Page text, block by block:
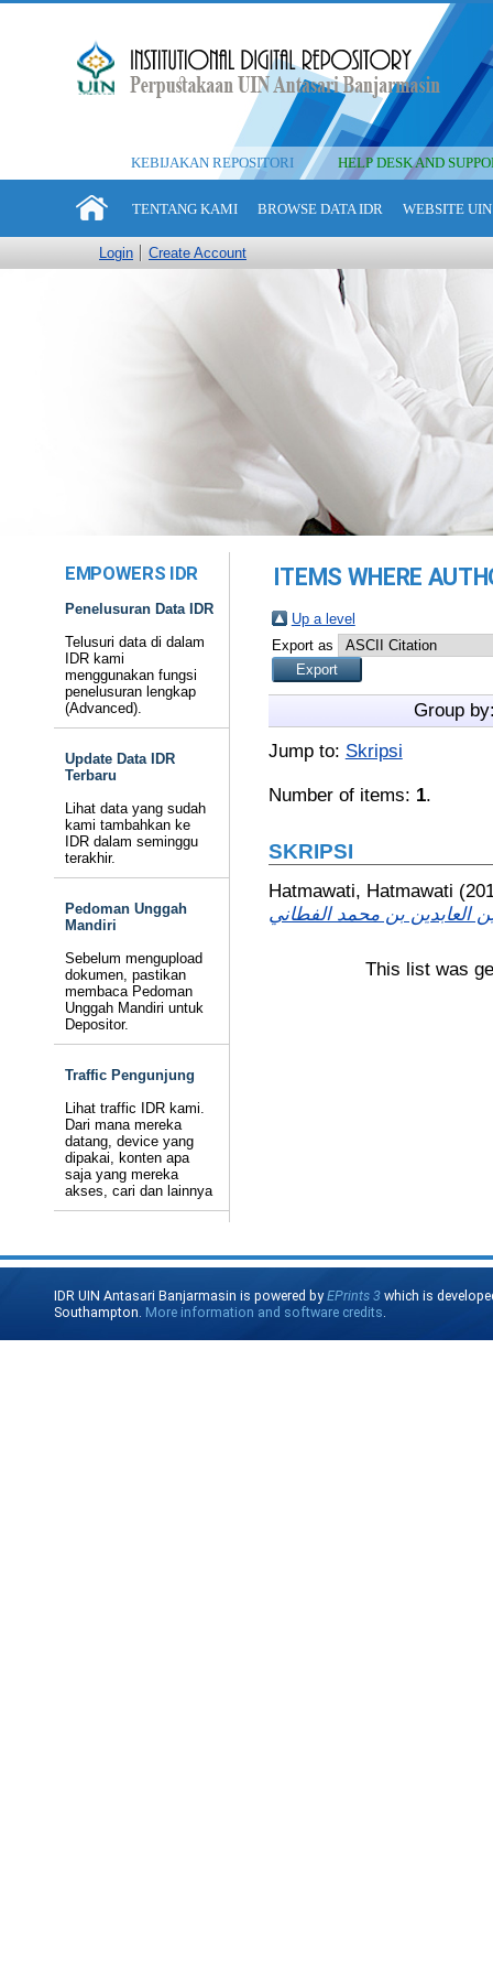
KEBIJAKAN REPOSITORI HELP DESK AND
TENTANG KAMI BROWSE DATA IDR WEBSITE
Login Create Account
EMPOWERS IDR
Penelusuran Data IDR
Telusuri data di dalam
IDR kami
menggunakan fungsi
penelusuran lengkap
(Advanced).
Update Data IDR
Terbaru
Lihat data yang sudah
kami tambahkan ke
IDR dalam seminggu
terakhir.
Pedoman Unggah
Mandiri
Sebelum mengupload
dokumen, pastikan
membaca Pedoman
Unggah Mandiri untuk
Depositor.
Traffic Pengunjung
Lihat traffic IDR kami.
Dari mana mereka
datang, device yang
dipakai, konten apa
saja yang mereka
akses, cari dan lainnya
ITEMS WHERE
Up a level
Export as
Group
Jump to: Skripsi
Number of items: 1.
SKRIPSI
Hatmawati, Hatmawati
This list was
IDR UIN Antasari Banjarmasin is powered byEPrints 3 which is
Southampton. More information and software credits.